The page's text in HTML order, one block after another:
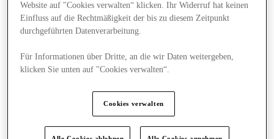
Angebote
Website auf "Cookies verwalten“ klicken. Ihr Widerruf hat keinen
Einfluss auf die Rechtmäßigkeit der bis zu diesem Zeitpunkt
durchgeführten Datenverarbeitung.
Für Informationen über Dritte, an die wir Daten weitergeben,
klicken Sie unten auf "Cookies verwalten“.
Cookies verwalten